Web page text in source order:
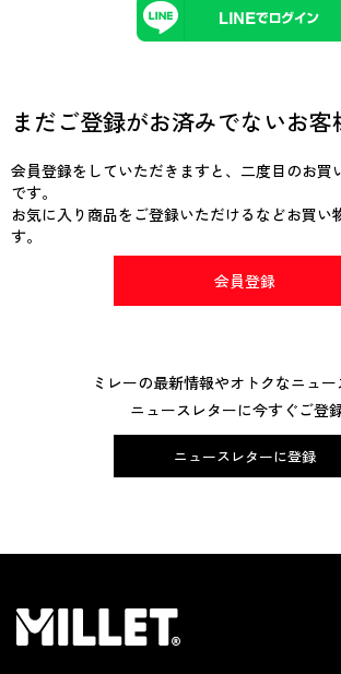
まだご登録がお済みでないお客
会員登録をしていただきますと、二度目のお買
です。
お気に入り商品をご登録いただけるなどお買い
す。
会員登録
ミレーの最新情報やオトクなニュー
ニュースレターに今すぐご登
ニュースレターに登録